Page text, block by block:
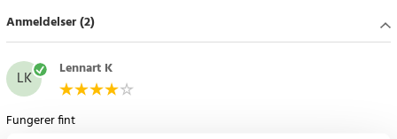
- Farve: Hvid
Article number
Anmeldelser (2)
LK Lennart K
Fungerer fint